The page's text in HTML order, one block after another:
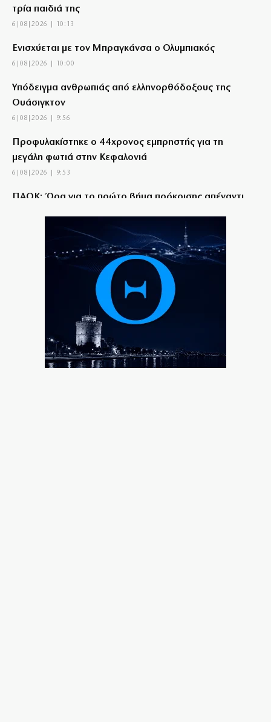
τρία παιδιά της
6|08|2026 | 10:13
Ενισχύεται με τον Μπραγκάνσα ο Ολυμπιακός
6|08|2026 | 10:00
Υπόδειγμα ανθρωπιάς από ελληνορθόδοξους της
Ουάσιγκτον
6|08|2026 | 9:56
Προφυλακίστηκε ο 44χρονος εμπρηστής για τη
μεγάλη φωτιά στην Κεφαλονιά
6|08|2026 | 9:53
ΠΑΟΚ: Ώρα για το πρώτο βήμα πρόκρισης απέναντι
6|08|2026 | 9:30
Η τεχνητή νοημοσύνη χακάρει ανθρώπους…
Μυστράς: Η αδελφή του 55χρονου «έσπασε» το
6|08|2026 | 9:24
Η αυτοκριτική κάηκε πρώτη